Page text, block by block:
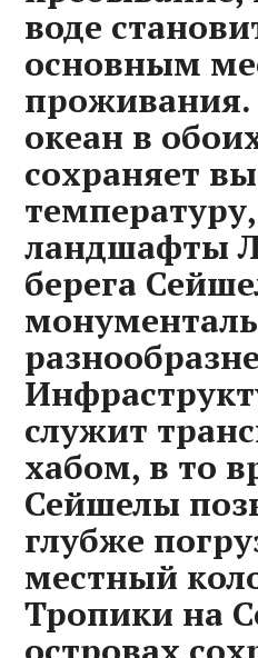
воде
основным
океан в
сохраняет
ландшафты
берега
служит
хабом, в то
Сейшелы
глубже
местный
Тропики на